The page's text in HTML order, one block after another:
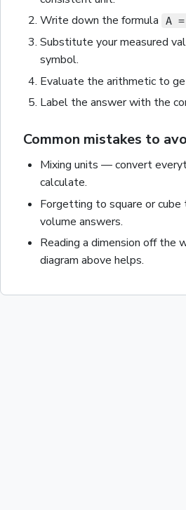
Write down the formula
A
Substitute your measured
symbol.
Evaluate the arithmetic to
Label the answer with the
Common mistakes to
Mixing units — convert
calculate.
Forgetting to square or cube
volume answers.
Reading a dimension off the
diagram above helps.